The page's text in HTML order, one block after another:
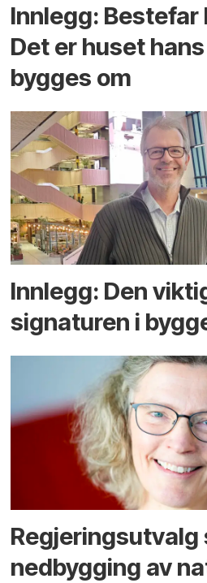
Innlegg: Bestefar
Det er huset
bygges om
Innlegg: Den
signaturen i
Regjerings­utvalg
ned­bygging av